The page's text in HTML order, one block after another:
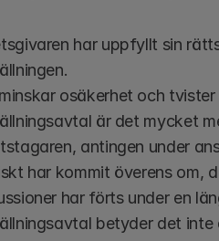
har uppfyllt sin
osäkerhet och
är det mycket
antingen under
har kommit överens om,
har förts under en
betyder det